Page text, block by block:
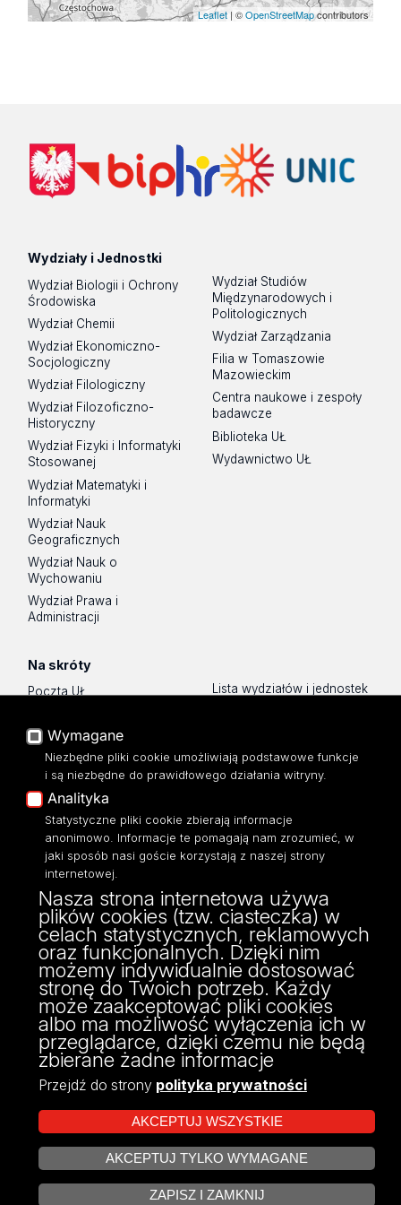
Leaflet| ©OpenStreetMapcontributors
Wydziały i Jednostki
Wydział Biologii i Ochrony
Środowiska
Wydział Chemii
Wydział Ekonomiczno-
Socjologiczny
Wydział Filologiczny
Wydział Filozoficzno-
Historyczny
Wydział Fizyki i Informatyki
Stosowanej
Wydział Matematyki i
Informatyki
Wydział Nauk
Geograficznych
Wydział Nauk o
Wychowaniu
Wydział Prawa i
Administracji
Wydział Studiów
Międzynarodowych i
Politologicznych
Wydział Zarządzania
Filia w Tomaszowie
Mazowieckim
Centra naukowe i zespoły
badawcze
Biblioteka UŁ
Wydawnictwo UŁ
Na skróty
Poczta UŁ
Portal Pracowniczy
Baza Aktów Własnych
Platforma e-learningowa
Moodle
Eksperci UŁ
Polityka Prywatności
Dostępność
Lista wydziałów i jednostek
O Stronie
Dostępność
ul. Pilarskiego 14/16, 90-231 Łódź
NIP: 724 000 32 43
Projekt Multiportalu UŁ współfinansowany z funduszy Unii Europejskiej w
ramach konkursu NCBR
Wymagane
Niezbędne pliki cookie umożliwiają podstawowe funkcje
i są niezbędne do prawidłowego działania witryny.
Analityka
Statystyczne pliki cookie zbierają informacje
anonimowo. Informacje te pomagają nam zrozumieć, w
jaki sposób nasi goście korzystają z naszej strony
internetowej.
Nasza strona internetowa używa
plików cookies (tzw. ciasteczka) w
celach statystycznych, reklamowych
oraz funkcjonalnych. Dzięki nim
możemy indywidualnie dostosować
stronę do Twoich potrzeb. Każdy
może zaakceptować pliki cookies
albo ma możliwość wyłączenia ich w
przeglądarce, dzięki czemu nie będą
zbierane żadne informacje
Przejdź do strony polityka prywatności
AKCEPTUJ WSZYSTKIE
AKCEPTUJ TYLKO WYMAGANE
ZAPISZ I ZAMKNIJ
ZARZĄDZAJ COOKIES